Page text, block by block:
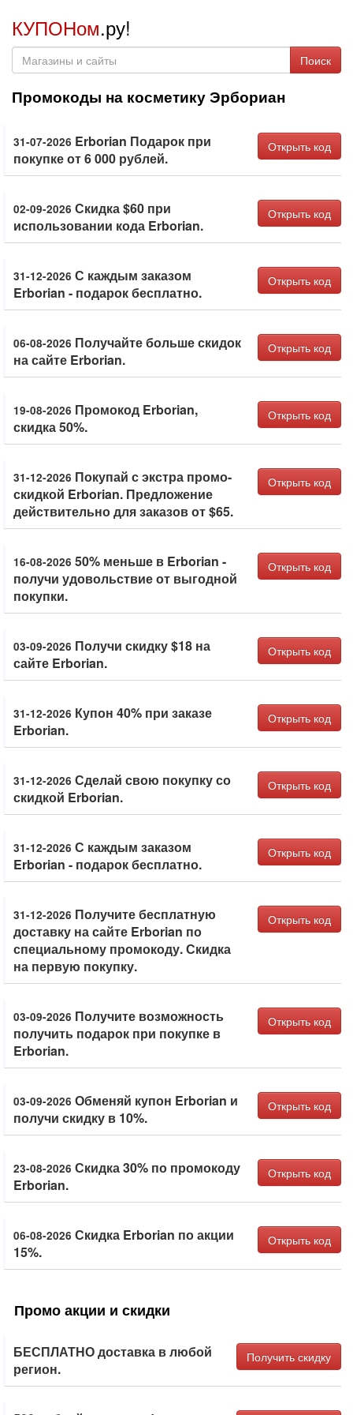
КУПОНом.ру!
Поиск
Промокоды на косметику Эрбориан
31-07-2026 Erborian Подарок при
покупке от 6 000 рублей.
Открыть код
02-09-2026 Скидка $60 при
использовании кода Erborian.
Открыть код
31-12-2026 С каждым заказом
Erborian - подарок бесплатно.
Открыть код
06-08-2026 Получайте больше скидок
на сайте Erborian.
Открыть код
19-08-2026 Промокод Erborian,
скидка 50%.
Открыть код
31-12-2026 Покупай с экстра промо-
скидкой Erborian. Предложение
действительно для заказов от $65.
Открыть код
16-08-2026 50% меньше в Erborian -
получи удовольствие от выгодной
покупки.
Открыть код
03-09-2026 Получи скидку $18 на
сайте Erborian.
Открыть код
31-12-2026 Купон 40% при заказе
Erborian.
Открыть код
31-12-2026 Сделай свою покупку со
скидкой Erborian.
Открыть код
31-12-2026 С каждым заказом
Erborian - подарок бесплатно.
Открыть код
31-12-2026 Получите бесплатную
доставку на сайте Erborian по
специальному промокоду. Скидка
на первую покупку.
Открыть код
03-09-2026 Получите возможность
получить подарок при покупке в
Erborian.
Открыть код
03-09-2026 Обменяй купон Erborian и
получи скидку в 10%.
Открыть код
23-08-2026 Скидка 30% по промокоду
Erborian.
Открыть код
06-08-2026 Скидка Erborian по акции
15%.
Открыть код
Промо акции и скидки
БЕСПЛАТНО доставка в любой
регион.
Получить скидку